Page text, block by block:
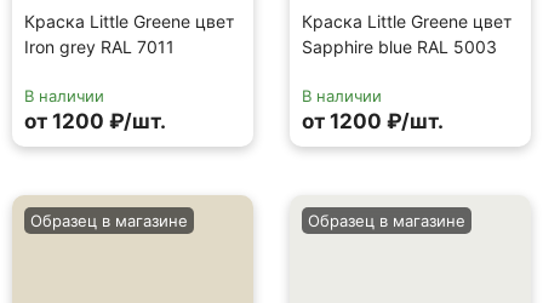
Краска Little Greene цвет
Iron grey RAL 7011
В наличии
от 1200 ₽/шт.
Краска Little Greene цвет
Sapphire blue RAL 5003
В наличии
от 1200 ₽/шт.
Образец в магазине Образец в магазине